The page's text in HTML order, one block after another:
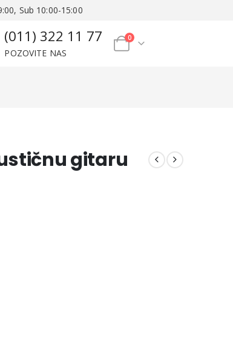
Sub 10:00-15:00
(011) 322 11 77
POZOVITE NAS
0
gitaru